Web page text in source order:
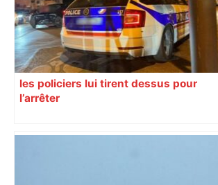
les policiers lui tirent dessus pour
l’arrêter